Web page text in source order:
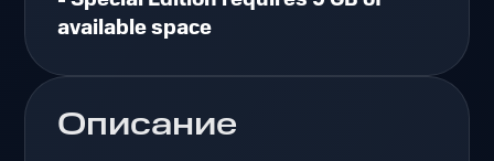
Описание
available space